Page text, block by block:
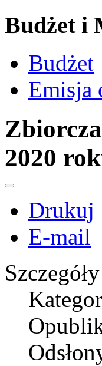
Budżet i
Budżet
Emisja
2020
Drukuj
E-mail
Szczegóły